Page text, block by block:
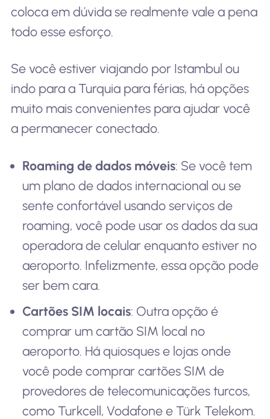
coloca em dúvida se realmente vale a pena
todo esse esforço.
Se você estiver viajando por Istambul ou
indo para a Turquia para férias, há opções
muito mais convenientes para ajudar você
a permanecer conectado.
Roaming de dados móveis: Se você tem
um plano de dados internacional ou se
sente confortável usando serviços de
roaming, você pode usar os dados da sua
operadora de celular enquanto estiver no
aeroporto. Infelizmente, essa opção pode
ser bem cara.
Cartões SIM locais: Outra opção é
comprar um cartão SIM local no
aeroporto. Há quiosques e lojas onde
você pode comprar cartões SIM de
provedores de telecomunicações turcos,
como Turkcell, Vodafone e Türk Telekom.